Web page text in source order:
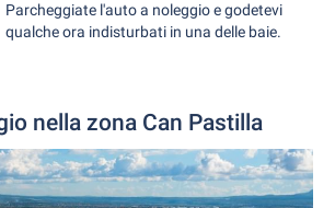
Parcheggiate l'auto a noleggio e godetevi
qualche ora indisturbati in una delle baie.
nella zona Can Pastilla